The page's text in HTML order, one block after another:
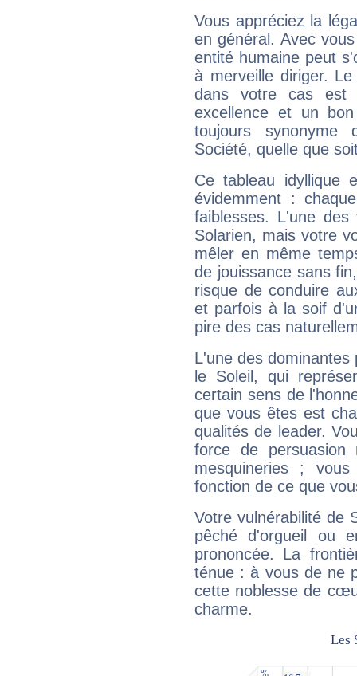
Vous appréciez la
en général. Avec
entité humaine peut
à merveille diriger.
dans votre cas est
excellence et un
toujours synonyme
Société, quelle que
Ce tableau idyllique
évidemment :
faiblesses. L'une
Solarien, mais votre
mêler en même
de jouissance sans
risque de conduire
et parfois à la soif
pire des cas
L'une des
le Soleil, qui
certain sens de
que vous êtes est
qualités de leader.
force de
mesquineries ;
fonction de ce que
Votre vulnérabilité de
pêché d'orgueil ou
prononcée. La
ténue : à vous de ne
cette noblesse de
charme.